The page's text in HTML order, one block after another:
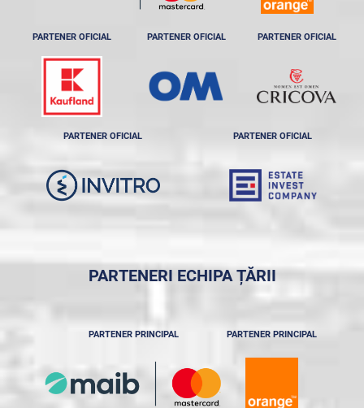
PARTENER OFICIAL PARTENER OFICIAL PARTENER OFICIAL
PARTENER OFICIAL PARTENER OFICIAL
PARTENERI ECHIPA ȚĂRII
PARTENER PRINCIPAL PARTENER PRINCIPAL